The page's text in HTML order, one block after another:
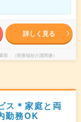
詳しく見る
部 （医療福祉介護関連）
ス＊家庭と両
勤務OK